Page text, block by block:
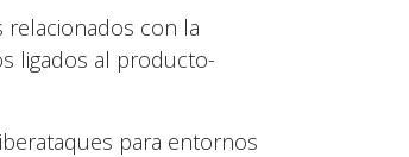
relacionados con la
ligados al producto-
para entornos